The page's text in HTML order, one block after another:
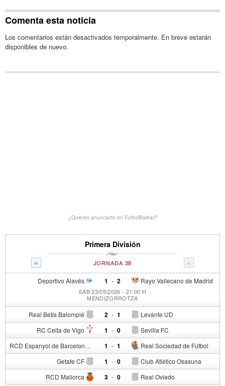
Comenta esta noticia
Los comentarios están desactivados temporalmente. En breve estarán
disponibles de nuevo.
¿Quieres anunciarte en FutbolBalear?
Primera División
« »
JORNADA 38
Deportivo Alavés 1 - Rayo Vallecano de Madrid
2
SÁB 23/05/2026 - 21:00 H
MENDIZORROTZA
Real Betis Balompié 2 - Levante UD
1
RC Celta de Vigo 1 - Sevilla FC
0
RCD Espanyol de Barcelona 1 - Real Sociedad de Fútbol
1
Getafe CF 1 - Club Atlético Osasuna
0
RCD Mallorca 3 - Real Oviedo
0